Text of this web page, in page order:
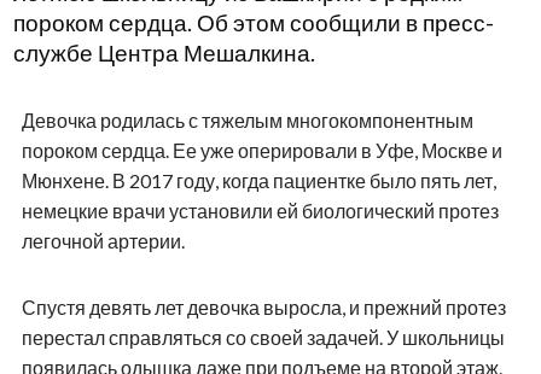
пороком сердца. Об этом сообщили в пресс-
службе Центра Мешалкина.
Девочка родилась с тяжелым многокомпонентным
пороком сердца. Ее уже оперировали в Уфе, Москве и
Мюнхене. В 2017 году, когда пациентке было пять лет,
немецкие врачи установили ей биологический протез
легочной артерии.
Спустя девять лет девочка выросла, и прежний протез
перестал справляться со своей задачей. У школьницы
появилась одышка даже при подъеме на второй этаж.